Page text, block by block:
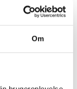
Om
DKKm/Moms
pakkehops. Fri fragt til
ved køb over 599,-